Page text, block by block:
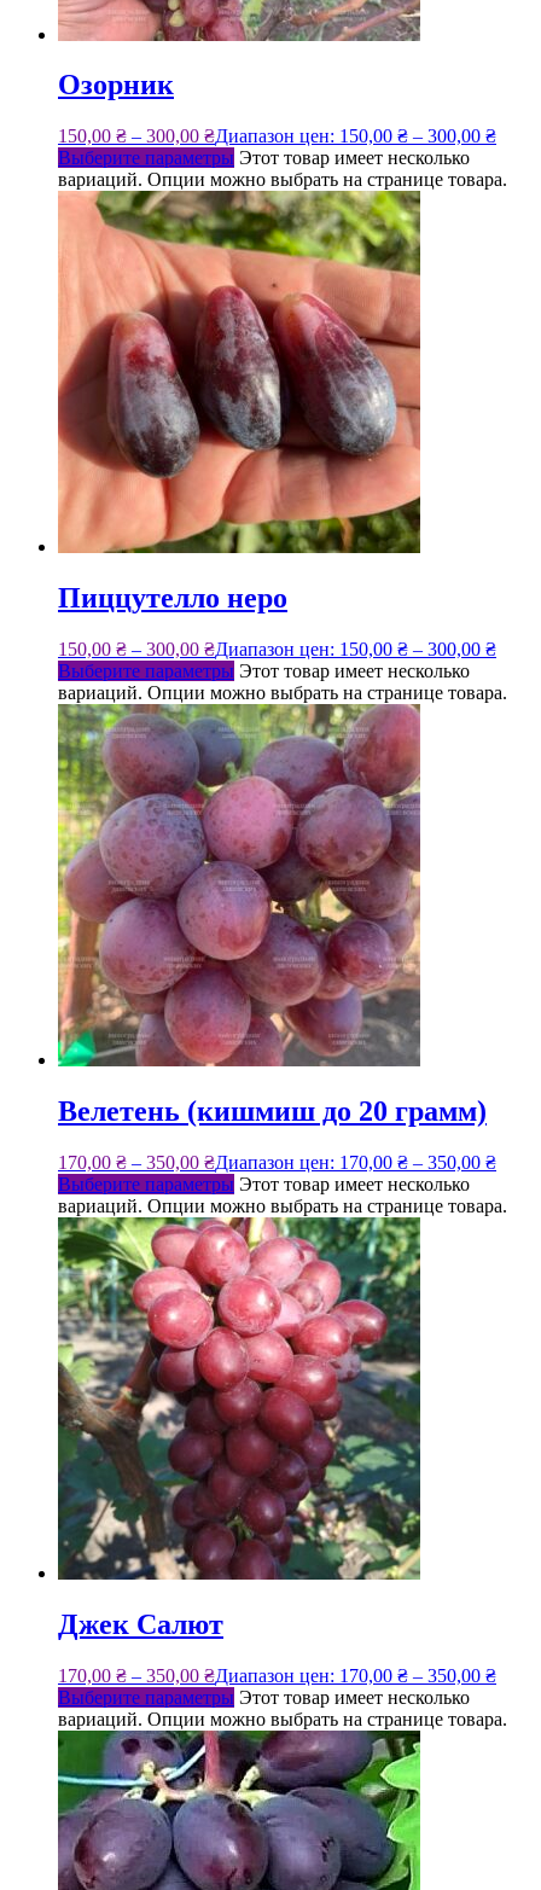
Озорник
150,00 ₴ – 300,00 ₴Диапазон цен: 150,00 ₴ – 300,00 ₴
Выберите параметры Этот товар имеет несколько
вариаций. Опции можно выбрать на странице товара.
Пиццутелло неро
150,00 ₴ – 300,00 ₴Диапазон цен: 150,00 ₴ – 300,00 ₴
Выберите параметры Этот товар имеет несколько
вариаций. Опции можно выбрать на странице товара.
Велетень (кишмиш до 20 грамм)
170,00 ₴ – 350,00 ₴Диапазон цен: 170,00 ₴ – 350,00 ₴
Выберите параметры Этот товар имеет несколько
вариаций. Опции можно выбрать на странице товара.
Джек Салют
170,00 ₴ – 350,00 ₴Диапазон цен: 170,00 ₴ – 350,00 ₴
Выберите параметры Этот товар имеет несколько
вариаций. Опции можно выбрать на странице товара.